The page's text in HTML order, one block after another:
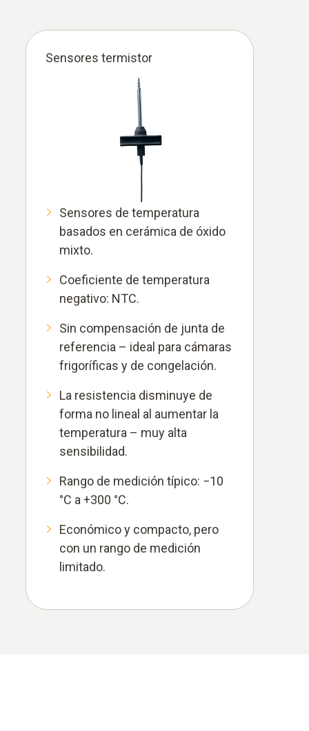
Sensores termistor
Sensores de temperatura
basados en cerámica de óxido
mixto.
Coeficiente de temperatura
negativo: NTC.
Sin compensación de junta de
referencia – ideal para cámaras
frigoríficas y de congelación.
La resistencia disminuye de
forma no lineal al aumentar la
temperatura – muy alta
sensibilidad.
Rango de medición típico: −10
°C a +300 °C.
Económico y compacto, pero
con un rango de medición
limitado.